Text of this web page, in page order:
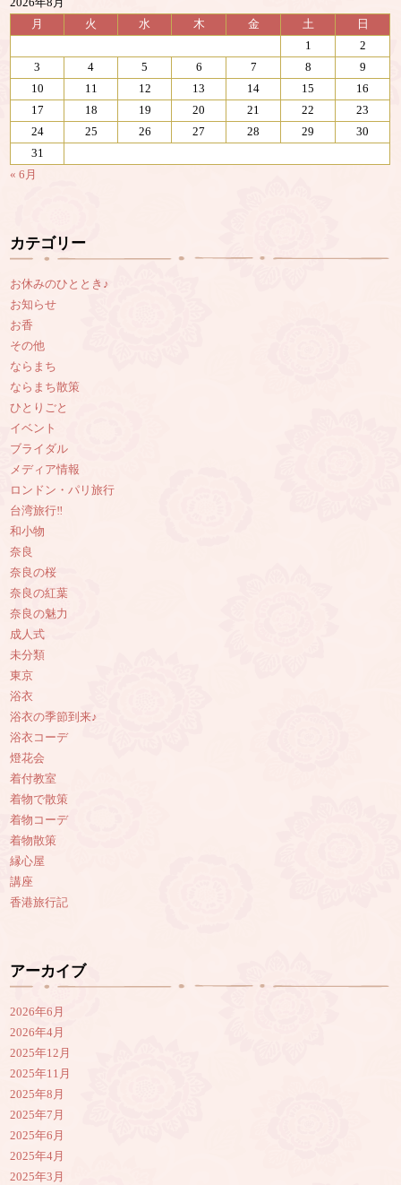
2026年8月
月
火 水 木 金 土
日
1
2
3
4 5 6 7 8
9
10
11 12 13 14 15
16
17
18 19 20 21 22
23
24
25 26 27 28 29
30
31
« 6月
カテゴリー
お休みのひととき♪
お知らせ
お香
その他
ならまち
ならまち散策
ひとりごと
イベント
ブライダル
メディア情報
ロンドン・パリ旅行
台湾旅行‼︎
和小物
奈良
奈良の桜
奈良の紅葉
奈良の魅力
成人式
未分類
東京
浴衣
浴衣の季節到来♪
浴衣コーデ
燈花会
着付教室
着物で散策
着物コーデ
着物散策
縁心屋
講座
香港旅行記
アーカイブ
2026年6月
2026年4月
2025年12月
2025年11月
2025年8月
2025年7月
2025年6月
2025年4月
2025年3月